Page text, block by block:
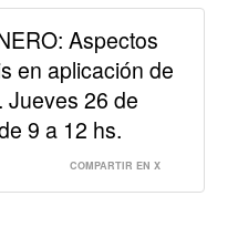
Aspectos
en aplicación de
Jueves 26 de
9 a 12 hs.
COMPARTIR EN X